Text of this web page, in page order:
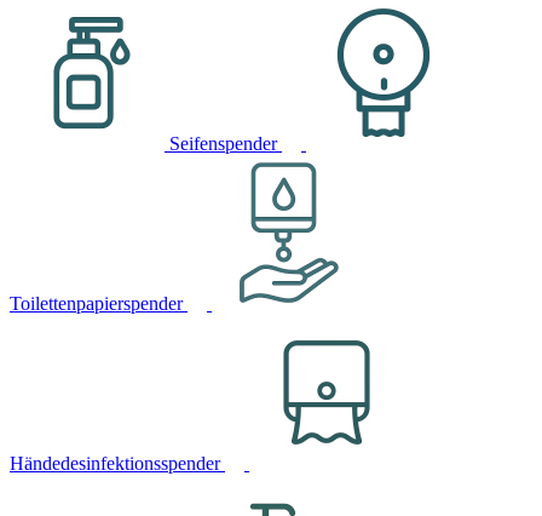
Seifenspender
Toilettenpapierspender
Händedesinfektionsspender